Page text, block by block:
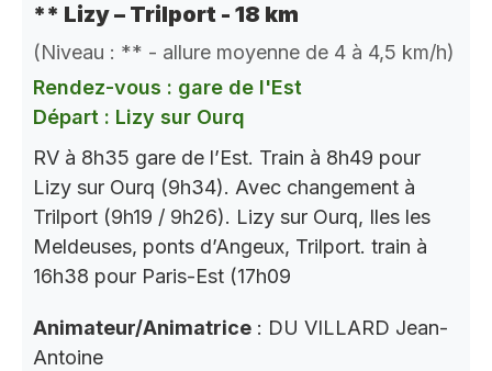
** Lizy – Trilport - 18 km
(Niveau : ** - allure moyenne de 4 à 4,5 km/h)
Rendez-vous : gare de l'Est
Départ : Lizy sur Ourq
RV à 8h35 gare de l’Est. Train à 8h49 pour
Lizy sur Ourq (9h34). Avec changement à
Trilport (9h19 / 9h26). Lizy sur Ourq, Iles les
Meldeuses, ponts d’Angeux, Trilport. train à
16h38 pour Paris-Est (17h09
Animateur/Animatrice : DU VILLARD Jean-
Antoine